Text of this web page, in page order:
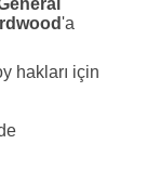
'a
hakları için